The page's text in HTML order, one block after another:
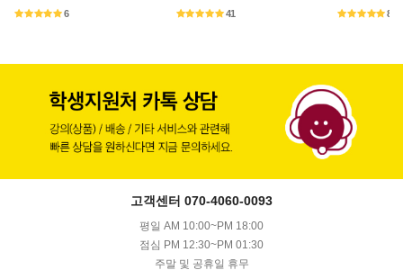
6 41 80
고객센터 070-4060-0093
평일 AM 10:00~PM 18:00
점심 PM 12:30~PM 01:30
주말 및 공휴일 휴무